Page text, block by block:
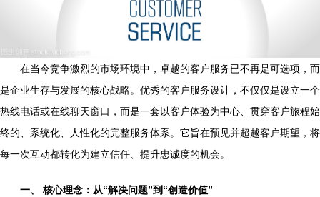
在当今竞争激烈的市场环境中，卓越的客户服务已不再是可选项，而
是企业生存与发展的核心战略。优秀的客户服务设计，不仅仅是设立一个
热线电话或在线聊天窗口，而是一套以客户体验为中心、贯穿客户旅程始
终的、系统化、人性化的完整服务体系。它旨在预见并超越客户期望，将
每一次互动都转化为建立信任、提升忠诚度的机会。
一、 核心理念：从“解决问题”到“创造价值”